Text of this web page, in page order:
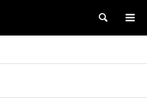
検索